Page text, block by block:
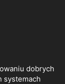
dobrych
systemach